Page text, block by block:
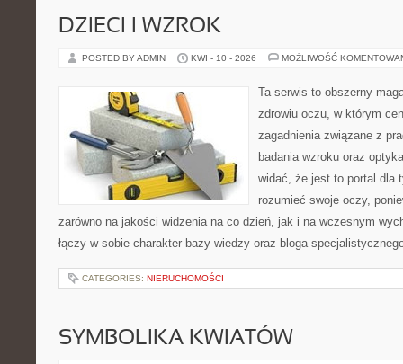
DZIECI I WZROK
POSTED BY ADMIN KWI - 10 - 2026 MOŻLIWOŚĆ
Ta serwis to obszerny
zdrowiu oczu, w którym
zagadnienia związane z
badania wzroku oraz
widać, że jest to portal dla
rozumieć swoje oczy,
zarówno na jakości widzenia na co dzień, jak i na wczesnym
łączy w sobie charakter bazy wiedzy oraz bloga
CATEGORIES: NIERUCHOMOŚCI
SYMBOLIKA KWIATÓW